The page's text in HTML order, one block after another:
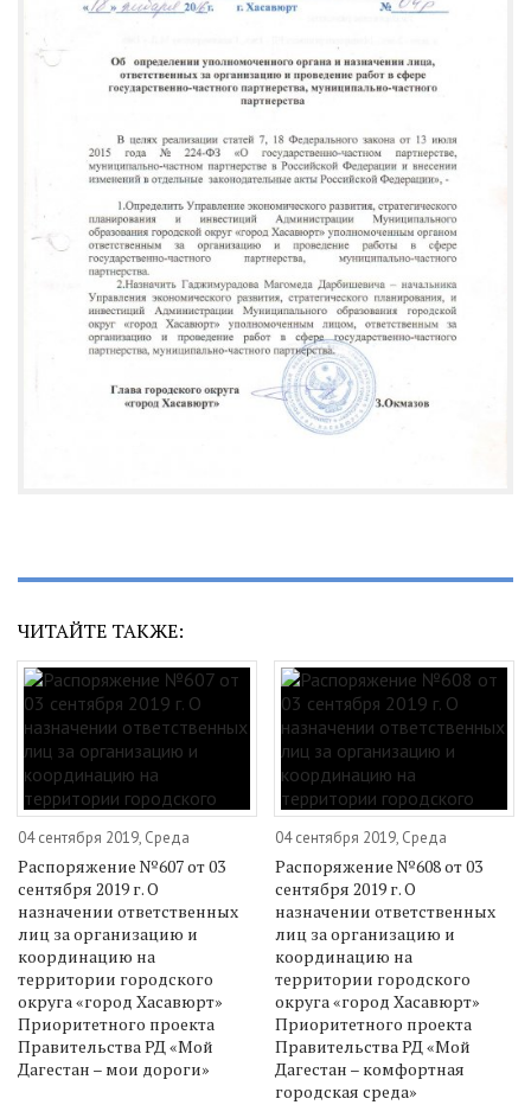
ЧИТАЙТЕ ТАКЖЕ:
04 сентября 2019, Среда
Распоряжение №607 от 03
сентября 2019 г. О
назначении ответственных
лиц за организацию и
координацию на
территории городского
округа «город Хасавюрт»
Приоритетного проекта
Правительства РД «Мой
Дагестан – мои дороги»
04 сентября 2019, Среда
Распоряжение №608 от 03
сентября 2019 г. О
назначении ответственных
лиц за организацию и
координацию на
территории городского
округа «город Хасавюрт»
Приоритетного проекта
Правительства РД «Мой
Дагестан – комфортная
городская среда»